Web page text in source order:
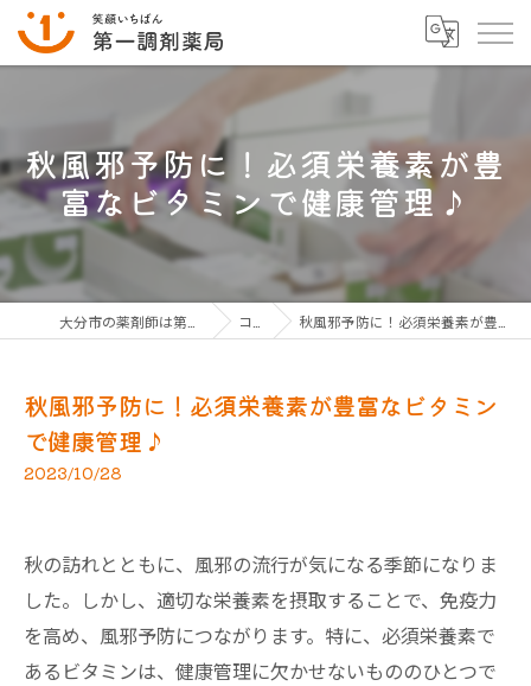
秋風邪予防に！必須栄養素が豊
富なビタミンで健康管理♪
コラム 秋風邪予防に！必須栄養素が豊富なビタミンで健康管理♪
秋風邪予防に！必須栄養素が豊富なビタミン
で健康管理♪
2023/10/28
秋の訪れとともに、風邪の流行が気になる季節になりま
した。しかし、適切な栄養素を摂取することで、免疫力
を高め、風邪予防につながります。特に、必須栄養素で
あるビタミンは、健康管理に欠かせないもののひとつで